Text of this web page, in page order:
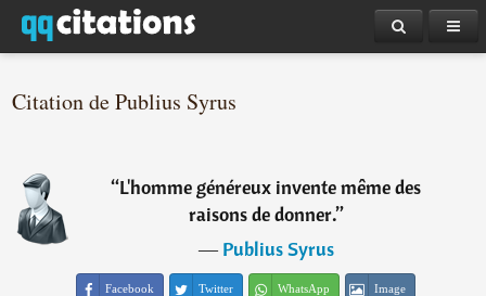
Citation de Publius Syrus
“L'homme généreux invente même des
raisons de donner.”
―Publius Syrus
Facebook Twitter WhatsApp Image